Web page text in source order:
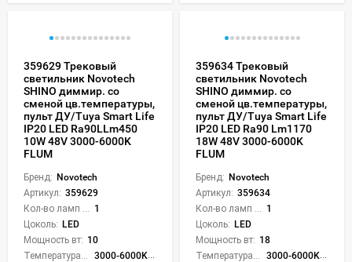
359629 Трековый
светильник Novotech
SHINO диммир. со
сменой цв.температуры,
пульт ДУ/Tuya Smart Life
IP20 LED Ra90LLm450
10W 48V 3000-6000K
FLUM
Бренд: Novotech
Артикул: 359629
1
Цоколь: LED
Мощность вт: 10
3000-6000K (плавная рег.)
359634 Трековый
светильник Novotech
SHINO диммир. со
сменой цв.температуры,
пульт ДУ/Tuya Smart Life
IP20 LED Ra90 Lm1170
18W 48V 3000-6000K
FLUM
Бренд: Novotech
Артикул: 359634
1
Цоколь: LED
Мощность вт: 18
3000-6000K (плавная рег.)